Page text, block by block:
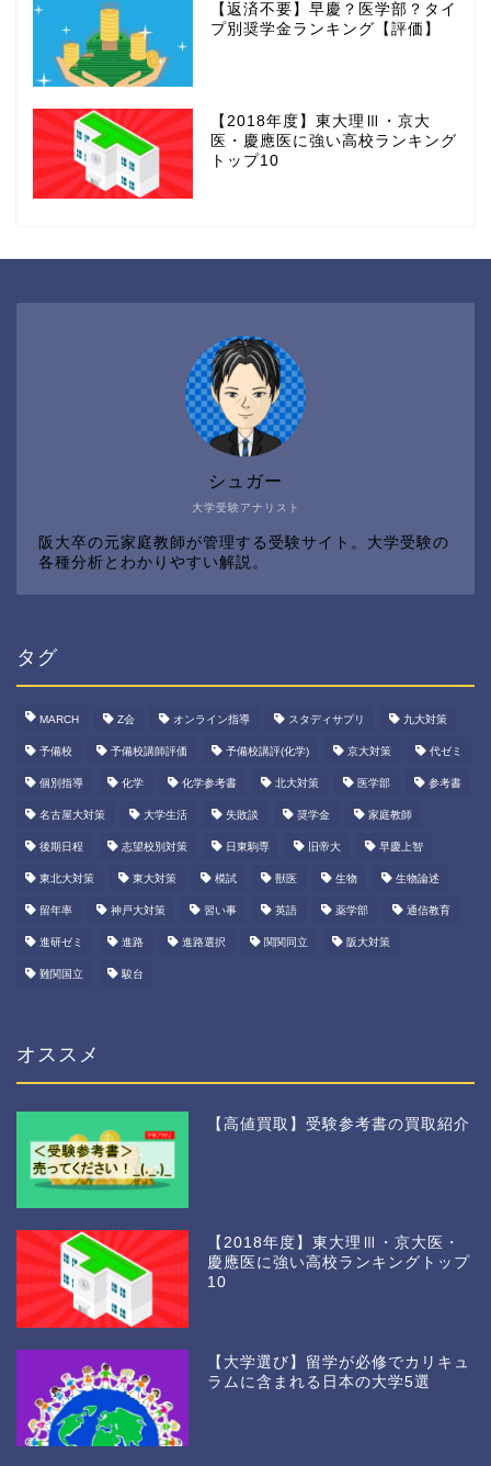
【返済不要】早慶？医学部？タイ
プ別奨学金ランキング【評価】
【2018年度】東大理Ⅲ・京大
医・慶應医に強い高校ランキング
トップ10
大学受験アナリスト
シュガー
阪大卒の元家庭教師が管理する受験サイト。大学受験の
各種分析とわかりやすい解説。
タグ
MARCH Z会 オンライン指導 スタディサプリ 九大対策
予備校 予備校講師評価 予備校講評(化学) 京大対策 代ゼミ
個別指導 化学 化学参考書 北大対策 医学部 参考書
名古屋大対策 大学生活 失敗談 奨学金 家庭教師
後期日程 志望校別対策 日東駒専 旧帝大 早慶上智
東北大対策 東大対策 模試 獣医 生物 生物論述
留年率 神戸大対策 習い事 英語 薬学部 通信教育
進研ゼミ 進路 進路選択 関関同立 阪大対策
難関国立 駿台
オススメ
【高値買取】受験参考書の買取紹介
【2018年度】東大理Ⅲ・京大医・
慶應医に強い高校ランキングトップ
10
【大学選び】留学が必修でカリキュ
ラムに含まれる日本の大学5選